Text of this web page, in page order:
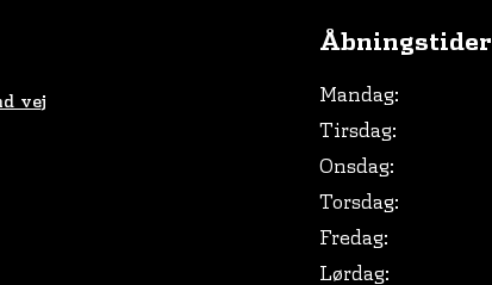
vej
Åbningstider
Mandag:
Tirsdag:
Onsdag:
Torsdag:
Fredag:
Lørdag: